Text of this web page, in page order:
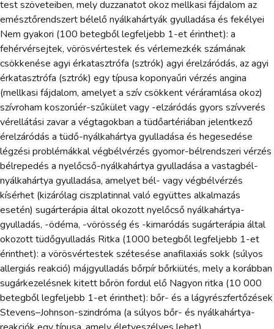
test szöveteiben, mely duzzanatot okoz mellkasi fájdalom az
emésztőrendszert bélelő nyálkahártyák gyulladása és fekélyei
Nem gyakori (100 betegből legfeljebb 1-et érinthet): a
fehérvérsejtek, vörösvértestek és vérlemezkék számának
csökkenése agyi érkatasztrófa (sztrók) agyi érelzáródás, az agyi
érkatasztrófa (sztrók) egy típusa koponyaűri vérzés angina
(mellkasi fájdalom, amelyet a szív csökkent véráramlása okoz)
szívroham koszorúér-szűkület vagy -elzáródás gyors szívverés
vérellátási zavar a végtagokban a tüdőartériában jelentkező
érelzáródás a tüdő-nyálkahártya gyulladása és hegesedése
légzési problémákkal végbélvérzés gyomor-bélrendszeri vérzés
bélrepedés a nyelőcső-nyálkahártya gyulladása a vastagbél-
nyálkahártya gyulladása, amelyet bél- vagy végbélvérzés
kísérhet (kizárólag ciszplatinnal való együttes alkalmazás
esetén) sugárterápia által okozott nyelőcső nyálkahártya-
gyulladás, -ödéma, -vörösség és -kimaródás sugárterápia által
okozott tüdőgyulladás Ritka (1000 betegből legfeljebb 1-et
érinthet): a vörösvértestek szétesése anafilaxiás sokk (súlyos
allergiás reakció) májgyulladás bőrpír bőrkiütés, mely a korábban
sugárkezelésnek kitett bőrön fordul elő Nagyon ritka (10 000
betegből legfeljebb 1-et érinthet): bőr- és a lágyrészfertőzések
Stevens–Johnson-szindróma (a súlyos bőr- és nyálkahártya-